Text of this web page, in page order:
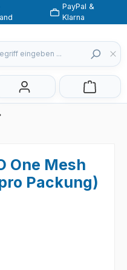
PayPal &
Klarna
auf dem
One Mesh
Packung)